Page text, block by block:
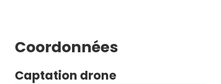
Coordonnées
Captation drone